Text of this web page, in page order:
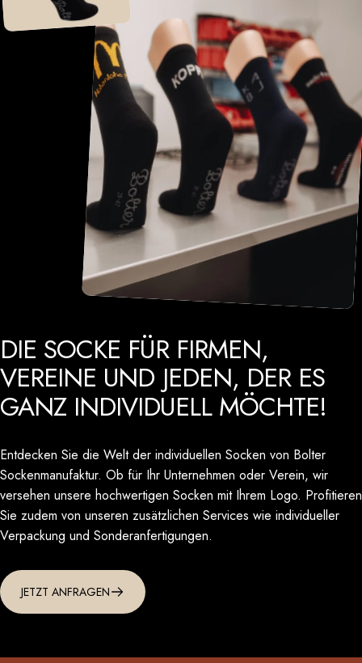
DIE SOCKE FÜR FIRMEN,
VEREINE UND JEDEN, DER ES
GANZ INDIVIDUELL MÖCHTE!
Entdecken Sie die Welt der individuellen Socken von Bolter
Sockenmanufaktur. Ob für Ihr Unternehmen oder Verein, wir
versehen unsere hochwertigen Socken mit Ihrem Logo. Profitieren
Sie zudem von unseren zusätzlichen Services wie individueller
Verpackung und Sonderanfertigungen.
JETZT ANFRAGEN